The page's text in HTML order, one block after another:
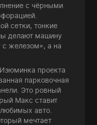
с чёрными
сетки, тонкие
делают машину
с железом», а на
Изюминка проекта
парковочная
Это ровный
Макс ставит
авто.
мечтает